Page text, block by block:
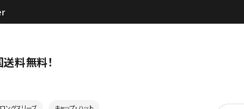
料無料！